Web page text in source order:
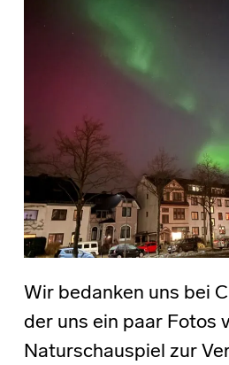
Wir bedanken uns bei
der uns ein paar Fotos
Naturschauspiel zur